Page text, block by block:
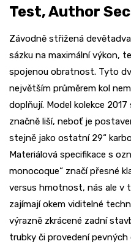
Test, Author
Závodně střižená
sázku na maximální výkon,
spojenou obratnost. Tyto
největším průměrem kol
doplňují. Model kolekce
značně liší, neboť je
stejně jako ostatní 29“
Materiálová specifikace s
monocoque“ značí přesné
versus hmotnost, nás ale v
zajímají okem viditelné
výrazně zkrácené zadní
trubky či provedení